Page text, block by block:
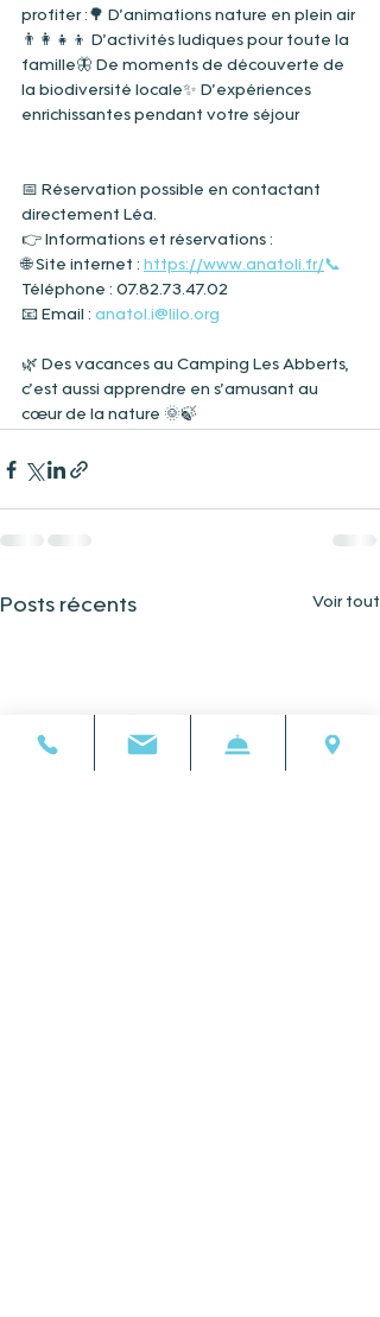
profiter :🌳 D’animations nature en plein air
👨‍👩‍👧‍👦 D’activités ludiques pour toute la
famille🦋 De moments de découverte de
la biodiversité locale✨ D’expériences
enrichissantes pendant votre séjour
📅 Réservation possible en contactant
directement Léa.
👉 Informations et réservations :
🌐 Site internet : https://www.anatoli.fr/📞
Téléphone : 07.82.73.47.02
📧 Email : anatol.i@lilo.org
🌿 Des vacances au Camping Les Abberts,
c’est aussi apprendre en s’amusant au
cœur de la nature 🌞🍃
Posts récents Voir tout